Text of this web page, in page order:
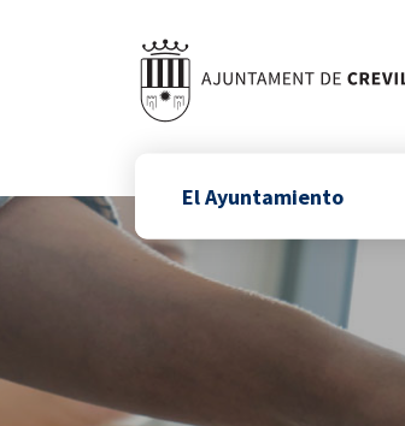
El Ayuntamiento